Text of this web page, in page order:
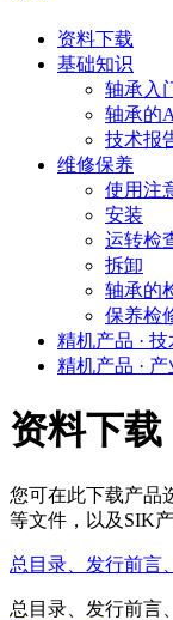
资料下载
基础知识
轴承入
轴承的
技术报
维修保养
使用注
安装
运转检
拆卸
轴承的
保养检
精机产品 ·
精机产品 ·
资料下载
您可在此下载产品
等文件，以及SIK
总目录、发行前言
总目录、发行前言